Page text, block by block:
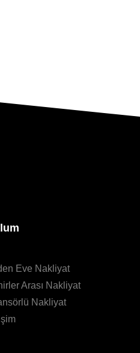
Eve Nakliyat
Arası Nakliyat
Nakliyat